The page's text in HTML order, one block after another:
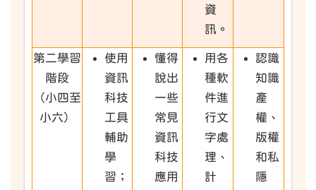
資
訊。
第二學習
階段
（小四至
小六）
使用
資訊
科技
工具
輔助
學
習；
懂得
說出
一些
常見
資訊
科技
應用
用各
種軟
件進
行文
字處
理、
計
認識
知識
產
權、
版權
和私
隱